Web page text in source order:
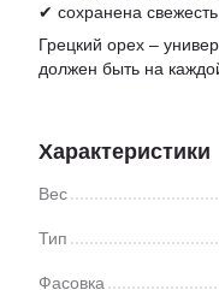
✔ сохранена
Грецкий орех –
должен быть на
Характеристики
Вес
Тип
Фасовка